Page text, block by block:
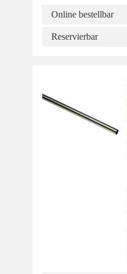
Online bestellbar
Reservierbar